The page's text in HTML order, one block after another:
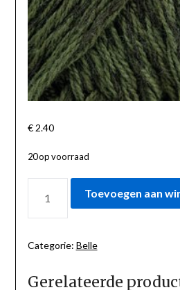
€2.40
20 op voorraad
BOSGROEN
Toevoegen aan
Categorie: Belle
Gerelateerde